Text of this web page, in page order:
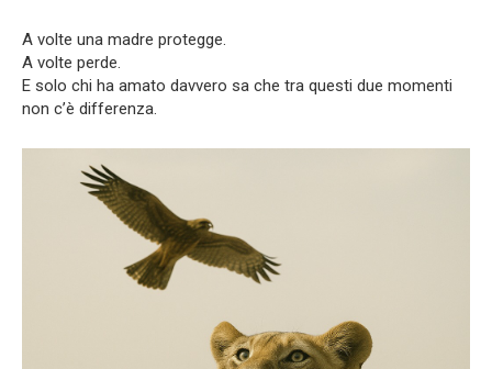
A volte una madre protegge.
A volte perde.
E solo chi ha amato davvero sa che tra questi due momenti
non c’è differenza.